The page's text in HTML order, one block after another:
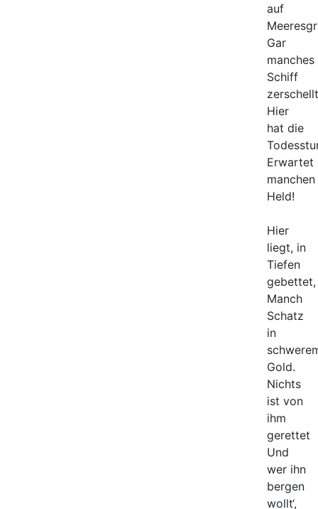
auf
Gar
manches
Schiff
Hier
hat die
Erwartet
manchen
Held!
Hier
liegt, in
Tiefen
gebettet,
Manch
Schatz
in
Gold.
Nichts
ist von
ihm
gerettet
Und
wer ihn
bergen
wollt‘,